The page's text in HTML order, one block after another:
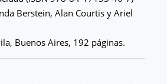
Berstein, Alan Courtis y Ariel
Buenos Aires, 192 páginas.